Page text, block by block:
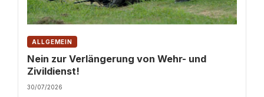
ALLGEMEIN
Nein zur Verlängerung von Wehr- und
Zivildienst!
30/07/2026